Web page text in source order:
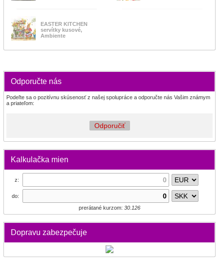
EASTER KITCHEN
servítky kusové,
Ambiente
Odporučte nás
Podeľte sa o pozitívnu skúsenosť z našej spolupráce a odporučte nás Vašim známym
a priateľom:
Odporučiť
Kalkulačka mien
z:
do:
prerátané kurzom: 30.126
Dopravu zabezpečuje